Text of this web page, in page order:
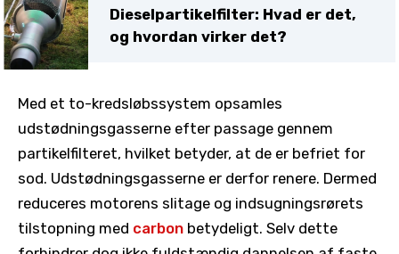
Dieselpartikelfilter: Hvad er det,
og hvordan virker det?
Med et to-kredsløbssystem opsamles
udstødningsgasserne efter passage gennem
partikelfilteret, hvilket betyder, at de er befriet for
sod. Udstødningsgasserne er derfor renere. Dermed
reduceres motorens slitage og indsugningsrørets
tilstopning med carbon betydeligt. Selv dette